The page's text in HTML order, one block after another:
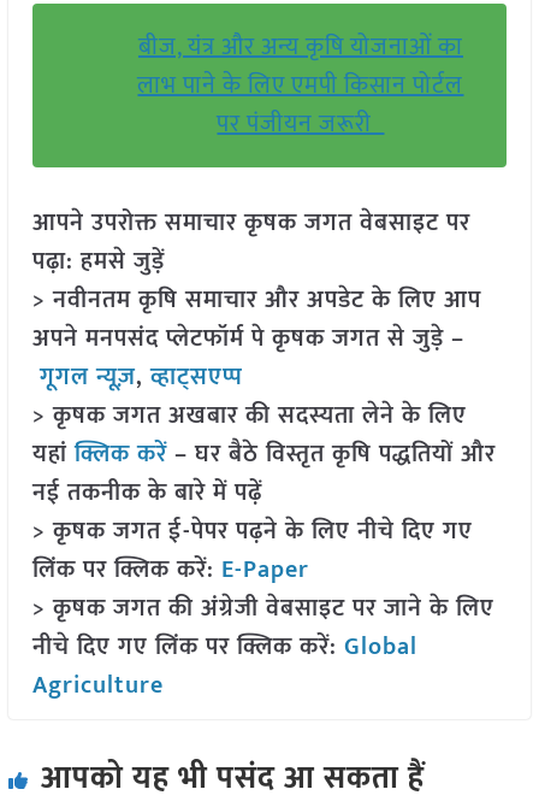
बीज, यंत्र और अन्य कृषि योजनाओं का
लाभ पाने के लिए एमपी किसान पोर्टल
पर पंजीयन जरूरी
आपने उपरोक्त समाचार कृषक जगत वेबसाइट पर
पढ़ा: हमसे जुड़ें
> नवीनतम कृषि समाचार और अपडेट के लिए आप
अपने मनपसंद प्लेटफॉर्म पे कृषक जगत से जुड़े –
गूगल न्यूज़,व्हाट्सएप्प
> कृषक जगत अखबार की सदस्यता लेने के लिए
यहांक्लिक करें– घर बैठे विस्तृत कृषि पद्धतियों और
नई तकनीक के बारे में पढ़ें
> कृषक जगत ई-पेपर पढ़ने के लिए नीचे दिए गए
लिंक पर क्लिक करें: E-Paper
> कृषक जगत की अंग्रेजी वेबसाइट पर जाने के लिए
नीचे दिए गए लिंक पर क्लिक करें: Global
Agriculture
आपको यह भी पसंद आ सकता हैं